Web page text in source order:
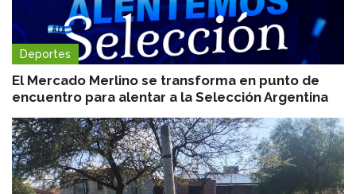
Deportes
El Mercado Merlino se transforma en punto de
encuentro para alentar a la Selección Argentina